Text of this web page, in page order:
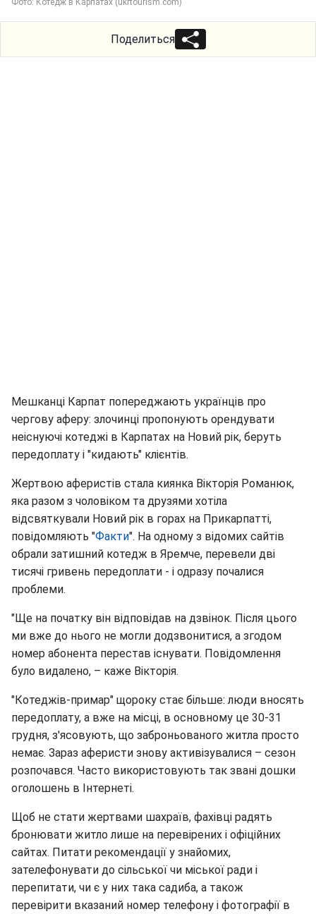
Фото: Котедж в Карпатах (ukrtourism.com)
Поделиться
Мешканці Карпат попереджають українців про
чергову аферу: злочинці пропонують орендувати
неіснуючі котеджі в Карпатах на Новий рік, беруть
передоплату і "кидають" клієнтів.
Жертвою аферистів стала киянка Вікторія Романюк,
яка разом з чоловіком та друзями хотіла
відсвяткували Новий рік в горах на Прикарпатті,
повідомляють "Факти". На одному з відомих сайтів
обрали затишний котедж в Яремче, перевели дві
тисячі гривень передоплати - і одразу почалися
проблеми.
"Ще на початку він відповідав на дзвінок. Після цього
ми вже до нього не могли додзвонитися, а згодом
номер абонента перестав існувати. Повідомлення
було видалено, – каже Вікторія.
"Котеджів-примар" щороку стає більше: люди вносять
передоплату, а вже на місці, в основному це 30-31
грудня, з'ясовують, що заброньованого житла просто
немає. Зараз аферисти знову активізувалися – сезон
розпочався. Часто використовують так звані дошки
оголошень в Інтернеті.
Щоб не стати жертвами шахраїв, фахівці радять
бронювати житло лише на перевірених і офіційних
сайтах. Питати рекомендації у знайомих,
зателефонувати до сільської чи міської ради і
перепитати, чи є у них така садиба, а також
перевірити вказаний номер телефону і фотографії в